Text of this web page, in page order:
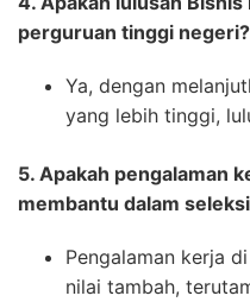
perguruan tinggi negeri?
Ya, dengan
yang lebih tinggi,
5. Apakah pengalaman
membantu dalam seleksi
Pengalaman kerja
nilai tambah,